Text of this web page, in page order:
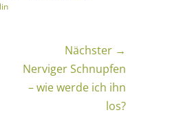
Nächster →
Nächster
Beitrag:
Nerviger Schnupfen
– wie werde ich ihn
los?